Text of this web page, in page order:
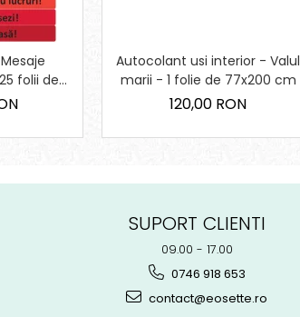
folii de
Autocolant usi interior - Valul
marii - 1 folie de 77x200 cm
120,00 RON
SUPORT CLIENTI
09.00 - 17.00
0746 918 653
contact@eosette.ro